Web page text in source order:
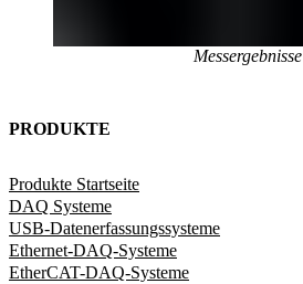
Messergebnisse
PRODUKTE
Produkte Startseite
DAQ Systeme
USB-Datenerfassungssysteme
Ethernet-DAQ-Systeme
EtherCAT-DAQ-Systeme